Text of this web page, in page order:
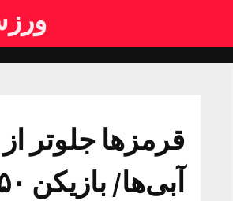
قرمزها جلوتر از
آبی‌ها/